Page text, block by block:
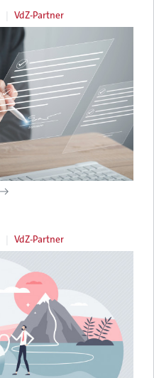
VdZ-Partner
VdZ-Partner